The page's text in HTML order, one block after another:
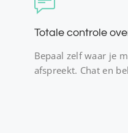
Totale controle
Bepaal zelf waar je
afspreekt. Chat en